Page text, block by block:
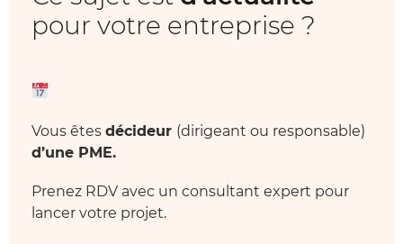
pour votre entreprise ?
Vous êtes décideur (dirigeant ou responsable)
d’une PME.
Prenez RDV avec un consultant expert pour
lancer votre projet.